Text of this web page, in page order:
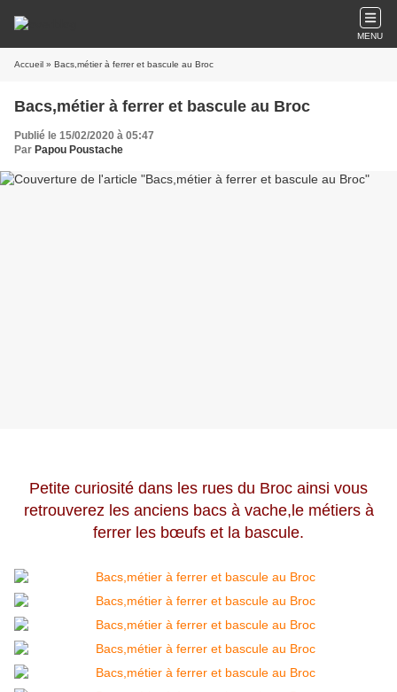
MENU
Accueil » Bacs,métier à ferrer et bascule au Broc
Bacs,métier à ferrer et bascule au Broc
Publié le 15/02/2020 à 05:47
Par Papou Poustache
Petite curiosité dans les rues du Broc ainsi vous
retrouverez les anciens bacs à vache,le métiers à
ferrer les bœufs et la bascule.